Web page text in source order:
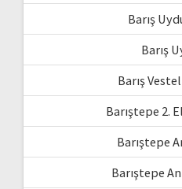
Barış
Barış
Barış
Barıştepe 2.
Barıştepe
Barıştepe